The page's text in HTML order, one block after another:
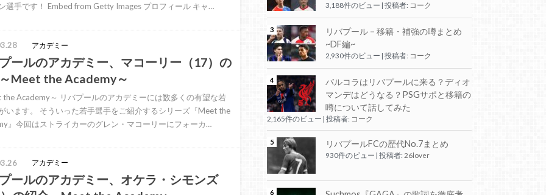
選手です！ Embed from Getty Images プロフィール キャ…
アカデミー
ールのアカデミー、マコーリー（17）の
Meet the Academy～
the Academy～ リバプールのアカデミーには数多くの有望な若
います。 そういった若手選手をご紹介するシリーズ『Meet the
』今回はストライカーのグレン・マコーリーにフォーカ…
アカデミー
ールのアカデミー、オケラ・シモンズ
3,188件のビュー 投稿者: コーク
リバプール – 移籍・補強の噂まとめ
~DF編~
2,930件のビュー | 投稿者: コーク
バルコラはリバプールに来る？ディオ
マンデはどうなる？PSGサポと移籍の
噂について話してみた
2,165件のビュー | 投稿者: コーク
リバプールFCの歴代No.7まとめ
930件のビュー 投稿者: 26lover